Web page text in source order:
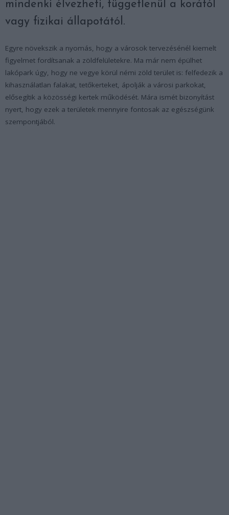
mindenki élvezheti, függetlenül a korától
vagy fizikai állapotától.
Egyre növekszik a nyomás, hogy a városok tervezésénél kiemelt
figyelmet fordítsanak a zöldfelületekre. Ma már nem épülhet
lakópark úgy, hogy ne vegye körül némi zöld terület is: felfedezik a
kihasználatlan falakat, tetőkerteket, ápolják a városi parkokat,
elősegítik a közösségi kertek működését. Mára ismét bizonyítást
nyert, hogy ezek a területek mennyire fontosak az egészségünk
szempontjából.